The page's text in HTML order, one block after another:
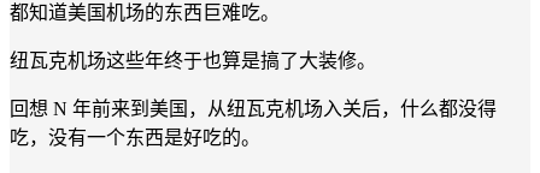
都知道美国机场的东西巨难吃。
纽瓦克机场这些年终于也算是搞了大装修。
回想 N 年前来到美国，从纽瓦克机场入关后，什么都没得
吃，没有一个东西是好吃的。